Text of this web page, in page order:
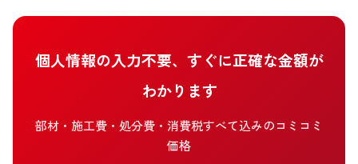
個人情報の入力不要、すぐに正確な金額が
わかります
部材・施工費・処分費・消費税すべて込みのコミコミ
価格